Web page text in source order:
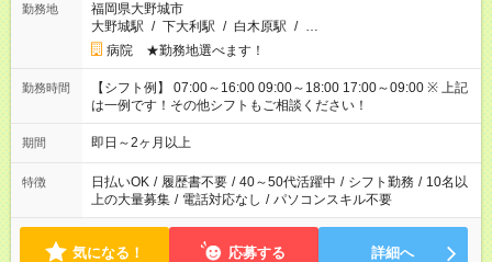
勤務地
福岡県大野城市
大野城駅 / 下大利駅 / 白木原駅 / …
病院 ★勤務地選べます！
勤務時間
【シフト例】 07:00～16:00 09:00～18:00 17:00～09:00 ※ 上記
は一例です！その他シフトもご相談ください！
期間 即日～2ヶ月以上
特徴 日払いOK / 履歴書不要 / 40～50代活躍中 / シフト勤務 / 10名以
上の大量募集 / 電話対応なし / パソコンスキル不要
気になる！ 応募する 詳細へ